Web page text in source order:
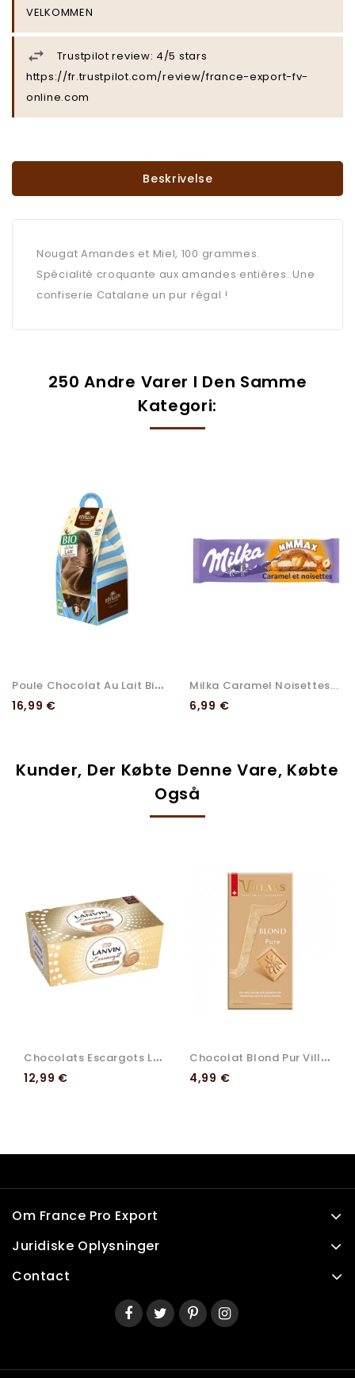
VELKOMMEN
Trustpilot review: 4/5 stars
https://fr.trustpilot.com/review/france-export-fv-
online.com
Beskrivelse
Nougat Amandes et Miel, 100 grammes.
Spécialité croquante aux amandes entières. Une
confiserie Catalane un pur régal !
250 Andre Varer I Den Samme
Kategori:
P
Oule Chocolat Au Lait Bio...
Pris
16,99 €
Milka Caramel Noisettes...
Pris
6,99 €
Kunder, Der Købte Denne Vare, Købte
Også
C
Hocolats Escargots Lait...
Pris
12,99 €
C
Hocolat Blond Pur Villars
Pris
4,99 €
Om France Pro Export
Juridiske Oplysninger
Contact